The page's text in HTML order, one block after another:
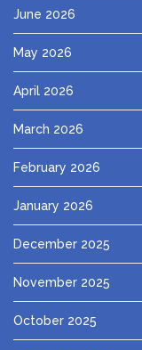
June 2026
May 2026
April 2026
March 2026
February 2026
January 2026
December 2025
November 2025
October 2025